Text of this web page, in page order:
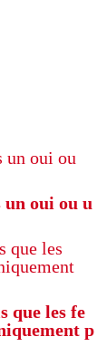
oui ou u
que les fe
p